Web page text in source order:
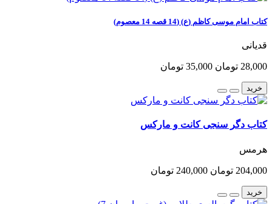
کتاب امام موسی کاظم (ع) (14 قصه 14 معصوم)
قدیانی
28,000 تومان 35,000 تومان
خرید
کتاب دگر سنجی کانت و مارکس
هرمس
204,000 تومان 240,000 تومان
خرید